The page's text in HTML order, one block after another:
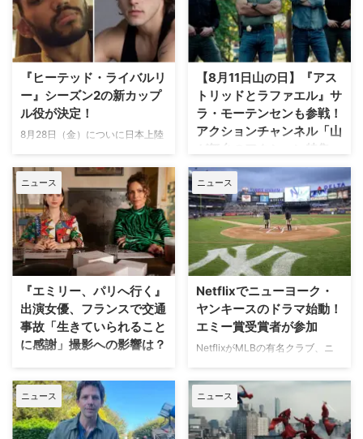
『ヒーテッド・ライバルリ
ー』シーズン2の新カップ
ル役が決定！
8月28日（金）についに日本上陸
ド・ライバルリー』。そのシーズ
ン2の新カップル役が分かった。
米Deadlineが報じている。 シー
ズン1の主要カップルも引き続き
出演 『ヒーテッド・ライバルリ
ー』はカナダの作家レイチェル・
リードによるベストセラー小説
原作とする。シーズン1は小説シ
リーズ第2作「Heated Rivalry」
をもとに、氷上で最大のライバル
として火花を散らす二人のスター
【8月11日山の日】『アス
トリッドとラファエル』サ
ラ・モーテンセンも参戦！
アクションチャンネル「山
が舞台のアクション特集」
放送
日本で唯一のアクション海外ドラ
マ専門チャンネル「アクションチ
ャンネル」にて、8月11日の山の
日に合わせた特別編成「山が舞台
のアクション特集」が放送され
る。 8月11日「山の日」に注目の
山岳アクション2作品を特別編成
今回の特集では、米陸軍特殊部隊
出身の保安官が山岳地帯の町で起
きる難事件に挑む全米大ヒット作
『ブルーリッジ 山岳捜査網』が
独占日本初放送。さらに、元特殊
部隊員の父親が娘を守るために大
自然を駆け巡るフランス発の話題
作『デビルズ・リープ～娘を守
れ！最強の親父』が一挙放送され
ニュース
『エミリー、パリへ行く』
出演女優、フランスで交通
事故「生きていられること
に感謝」撮影への影響は？
人気Netflixドラマ『エミリー、パ
リへ行く』第6シーズンに出演す
るイギリス人女優のミニー・ドラ
イヴァーが、フランスでの撮影休
止期間中に深刻な自動車事故に遭
ニュース
Netflixでニューヨーク・
ヤンキースのドラマ始動！
エミー賞受賞者が参加
NetflixがMLBの有名クラブ、ニ
した新作ドラマシリーズの開発を
進めている。米Varietyが報じ
た。 『オザークへようこそ』ジ
ェイソン・ベイトマンも関与
ニュース ニュース